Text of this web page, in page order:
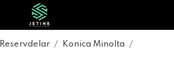
Reservdelar / Konica Minolta
/